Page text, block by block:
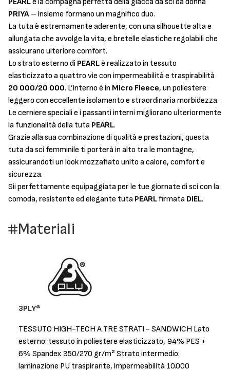
PRIYA– insieme formano un magnifico duo.
La tuta è estremamente aderente, con una silhouette alta e
allungata che avvolge la vita, e bretelle elastiche regolabili che
assicurano ulteriore comfort.
Lo strato esterno di PEARLè realizzato in tessuto
elasticizzato a quattro vie con impermeabilità e traspirabilità
20 000/20 000. L’interno è in Micro Fleece, un poliestere
leggero con eccellente isolamento e straordinaria morbidezza.
Le cerniere speciali e i passanti interni migliorano ulteriormente
la funzionalità della tuta PEARL.
Grazie alla sua combinazione di qualità e prestazioni, questa
tuta da sci femminile ti porterà in alto tra le montagne,
assicurandoti un look mozzafiato unito a calore, comfort e
sicurezza.
Sii perfettamente equipaggiata per le tue giornate di sci con la
comoda, resistente ed elegante tuta PEARLfirmata DIEL.
Materiali
3PLY®
TESSUTO HIGH-TECH A TRE STRATI - SANDWICH Lato
esterno: tessuto in poliestere elasticizzato, 94% PES +
6% Spandex 350/270 gr/m² Strato intermedio:
laminazione PU traspirante, impermeabilità 10.000